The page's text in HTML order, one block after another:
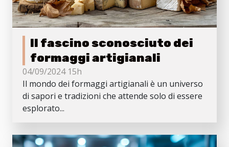
Il fascino sconosciuto dei
formaggi artigianali
04/09/2024 15h
Il mondo dei formaggi artigianali è un universo
di sapori e tradizioni che attende solo di essere
esplorato...